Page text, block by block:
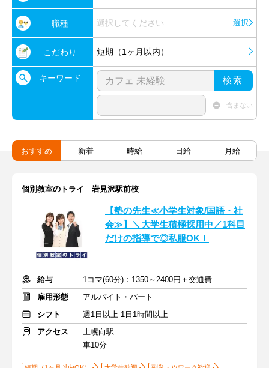
職種 選択してください 選択
こだわり 短期（1ヶ月以内）
キーワード 検索
含まない
おすすめ 新着 時給 日給 月給
個別教室のトライ 岩見沢駅前校
【塾の先生≪小学生対象/国語・社
会≫】＼大学生積極採用中／1科目
だけの指導で◎私服OK！
給与
1コマ(60分)：1350～2400円＋交通費
雇用形態
アルバイト・パート
シフト
週1日以上 1日1時間以上
アクセス
上幌向駅
車10分